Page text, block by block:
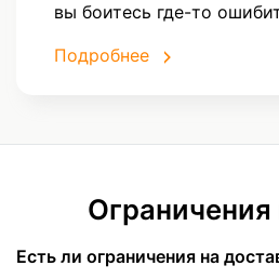
вы боитесь где-то
Подробнее
Ограничения
Есть ли ограничения на